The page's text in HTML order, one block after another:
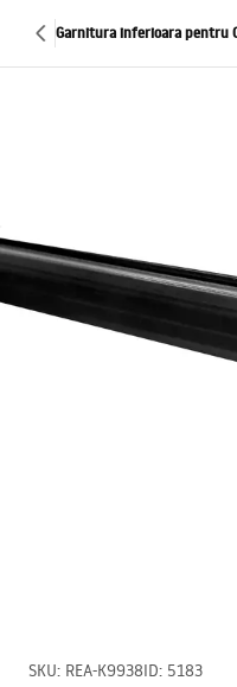
Garnitura inferioara pentru
SKU: REA-K9938ID: 5183